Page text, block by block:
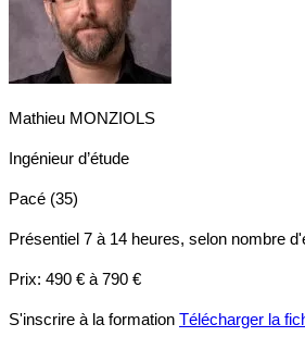
Mathieu MONZIOLS
Ingénieur d’étude
Pacé (35)
Présentiel 7 à 14 heures, selon nombre
Prix: 490 € à 790 €
S'inscrire à la formation Télécharger la